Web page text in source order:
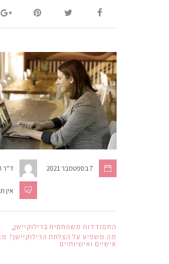
ד"ר 7 בספטמבר 2021
אין
התמודדות משפחתית ברילוקיישן
מה משפיע על הצלחת הרילוקיישן?
אישיים ואישיותיים